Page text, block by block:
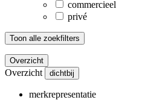
commercieel
privé
Toon alle zoekfilters
Overzicht
Overzicht dichtbij
merkrepresentatie